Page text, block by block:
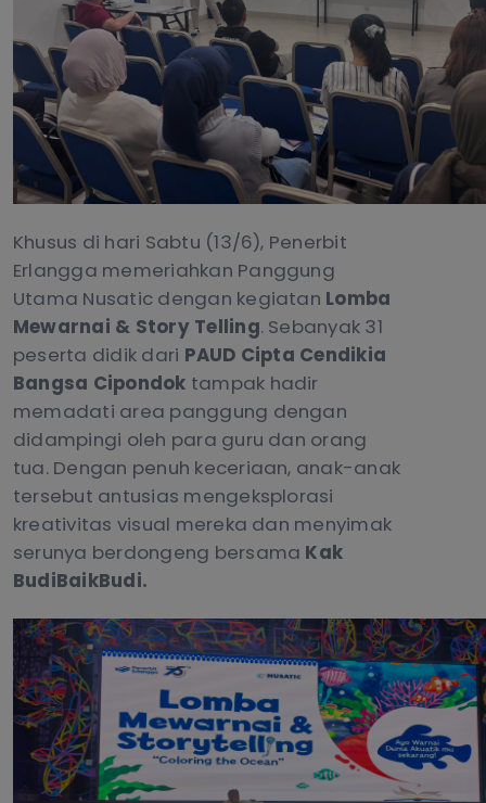
Khusus di hari Sabtu (13/6), Penerbit
Erlangga memeriahkan Panggung
Utama Nusatic dengan kegiatan Lomba
Mewarnai & Story Telling. Sebanyak 31
peserta didik dari PAUD Cipta Cendikia
Bangsa Cipondok tampak hadir
memadati area panggung dengan
didampingi oleh para guru dan orang
tua. Dengan penuh keceriaan, anak-anak
tersebut antusias mengeksplorasi
kreativitas visual mereka dan menyimak
serunya berdongeng bersama Kak
BudiBaikBudi.